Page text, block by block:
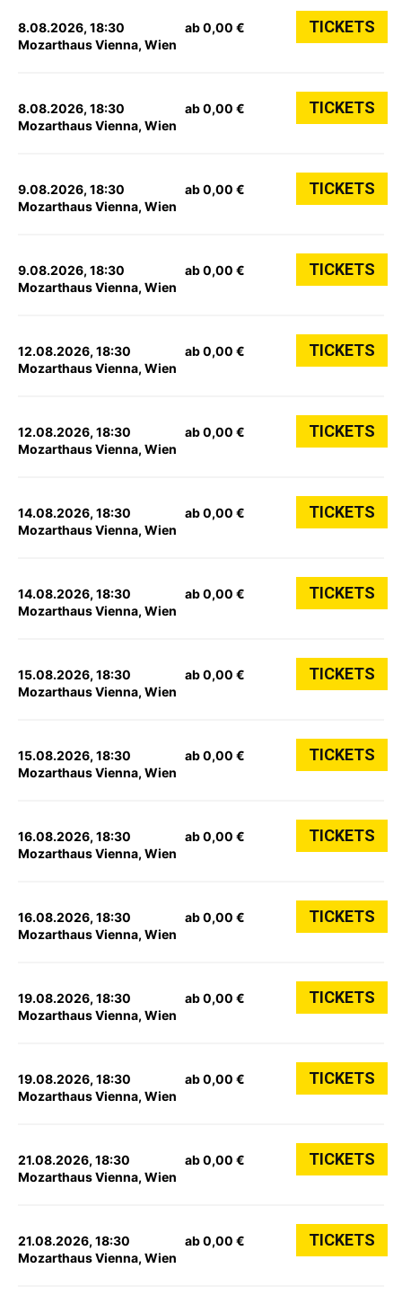
8.08.2026, 18:30
Mozarthaus Vienna, Wien
ab 0,00 € TICKETS
8.08.2026, 18:30
Mozarthaus Vienna, Wien
ab 0,00 € TICKETS
9.08.2026, 18:30
Mozarthaus Vienna, Wien
ab 0,00 € TICKETS
9.08.2026, 18:30
Mozarthaus Vienna, Wien
ab 0,00 € TICKETS
12.08.2026, 18:30
Mozarthaus Vienna, Wien
ab 0,00 € TICKETS
12.08.2026, 18:30
Mozarthaus Vienna, Wien
ab 0,00 € TICKETS
14.08.2026, 18:30
Mozarthaus Vienna, Wien
ab 0,00 € TICKETS
14.08.2026, 18:30
Mozarthaus Vienna, Wien
ab 0,00 € TICKETS
15.08.2026, 18:30
Mozarthaus Vienna, Wien
ab 0,00 € TICKETS
15.08.2026, 18:30
Mozarthaus Vienna, Wien
ab 0,00 € TICKETS
16.08.2026, 18:30
Mozarthaus Vienna, Wien
ab 0,00 € TICKETS
16.08.2026, 18:30
Mozarthaus Vienna, Wien
ab 0,00 € TICKETS
19.08.2026, 18:30
Mozarthaus Vienna, Wien
ab 0,00 € TICKETS
19.08.2026, 18:30
Mozarthaus Vienna, Wien
ab 0,00 € TICKETS
21.08.2026, 18:30
Mozarthaus Vienna, Wien
ab 0,00 € TICKETS
21.08.2026, 18:30
Mozarthaus Vienna, Wien
ab 0,00 € TICKETS